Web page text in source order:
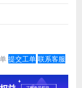
提交工单 联系客服